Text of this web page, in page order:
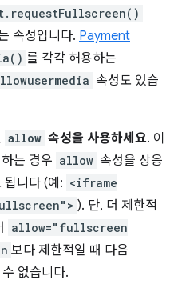
속성입니다. Payment
를 각각 허용하는
속성도 있습
allow 속성을 사용하세요. 이
는 경우 allow 속성을 상응
됩니다 (예: <iframe
). 단, 더 제한적
allow="fullscreen
보다 제한적일 때 다음
없습니다.